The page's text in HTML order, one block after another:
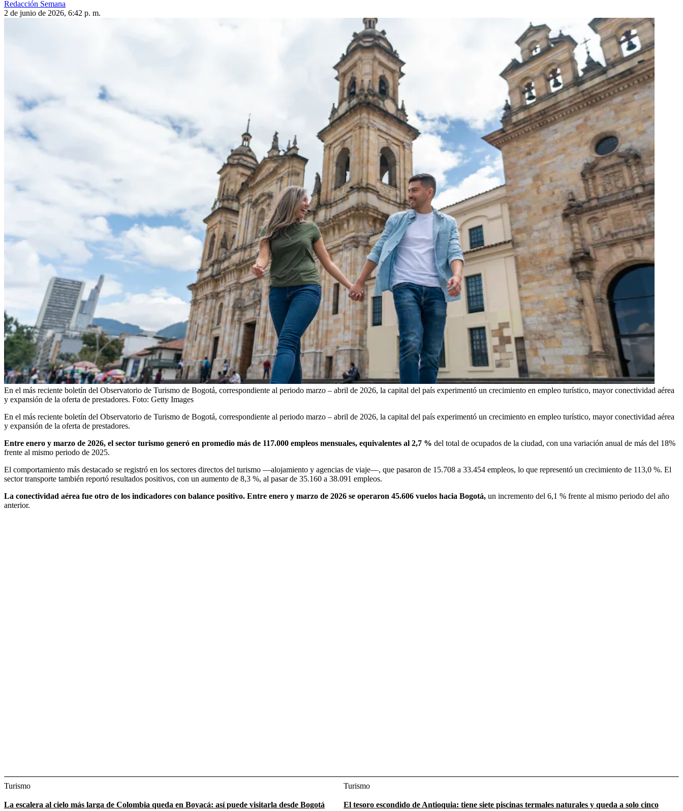
Redacción Semana
2 de junio de 2026, 6:42 p. m.
En el más reciente boletín del Observatorio de Turismo de Bogotá, correspondiente al periodo marzo – abril de 2026, la capital del país experimentó un crecimiento en empleo turístico, mayor conectividad aérea
y expansión de la oferta de prestadores. Foto: Getty Images
En el más reciente boletín del Observatorio de Turismo de Bogotá, correspondiente al periodo marzo – abril de 2026, la capital del país experimentó un crecimiento en empleo turístico, mayor conectividad aérea
y expansión de la oferta de prestadores.
Entre enero y marzo de 2026, el sector turismo generó en promedio más de 117.000 empleos mensuales, equivalentes al 2,7 % del total de ocupados de la ciudad, con una variación anual de más del 18%
frente al mismo periodo de 2025.
El comportamiento más destacado se registró en los sectores directos del turismo —alojamiento y agencias de viaje—, que pasaron de 15.708 a 33.454 empleos, lo que representó un crecimiento de 113,0 %. El
sector transporte también reportó resultados positivos, con un aumento de 8,3 %, al pasar de 35.160 a 38.091 empleos.
La conectividad aérea fue otro de los indicadores con balance positivo. Entre enero y marzo de 2026 se operaron 45.606 vuelos hacia Bogotá, un incremento del 6,1 % frente al mismo periodo del año
anterior.
Turismo
La escalera al cielo más larga de Colombia queda en Boyacá: así puede visitarla desde Bogotá
Turismo
El tesoro escondido de Antioquia: tiene siete piscinas termales naturales y queda a solo cinco